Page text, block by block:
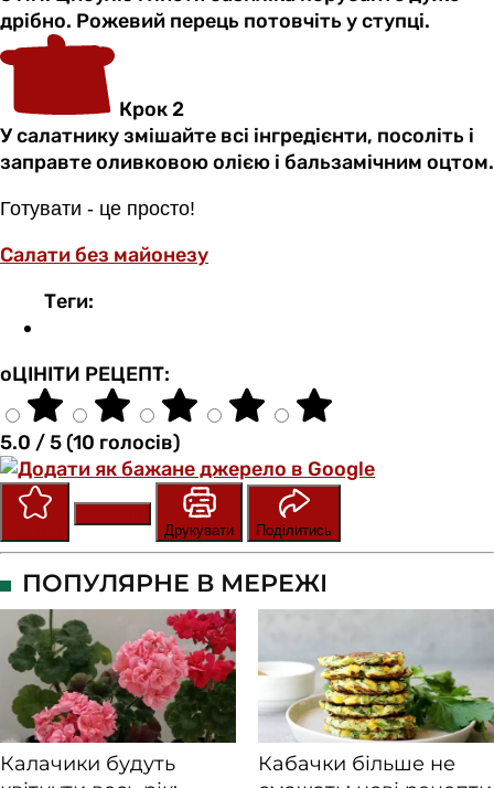
дрібно. Рожевий перець потовчіть у ступці.
Крок 2
У салатнику змішайте всі інгредієнти, посоліть і
заправте оливковою олією і бальзамічним оцтом.
Готувати - це просто!
Салати без майонезу
Теги:
оЦІНІТИ РЕЦЕПТ:
5.0 / 5 (10 голосів)
Друкувати
Поділитись